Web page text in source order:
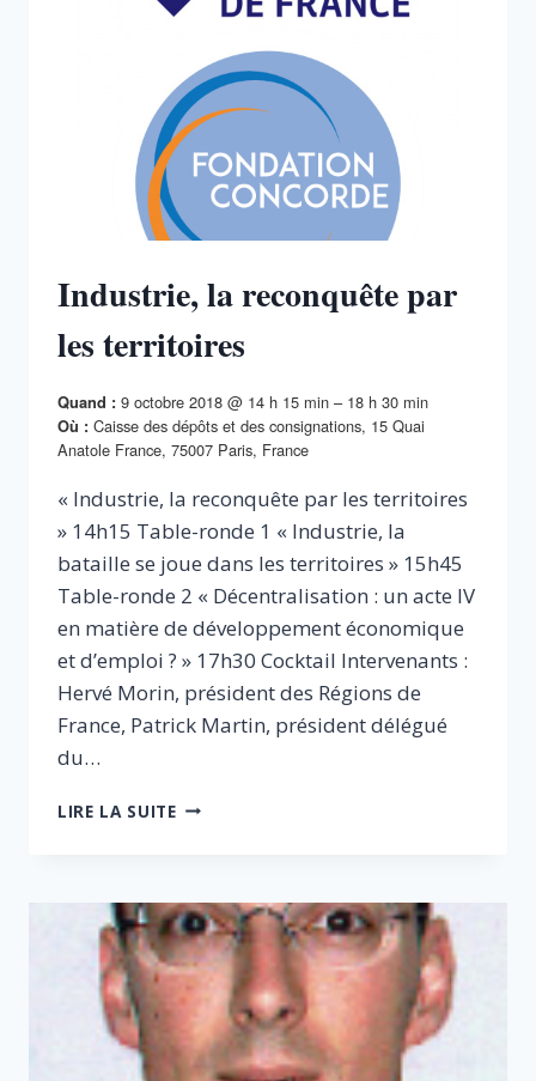
Industrie, la reconquête par
les territoires
Quand : 9 octobre 2018 @ 14 h 15 min – 18 h 30 min
Où : Caisse des dépôts et des consignations, 15 Quai
Anatole France, 75007 Paris, France
« Industrie, la reconquête par les territoires
» 14h15 Table-ronde 1 « Industrie, la
bataille se joue dans les territoires » 15h45
Table-ronde 2 « Décentralisation : un acte IV
en matière de développement économique
et d’emploi ? » 17h30 Cocktail Intervenants :
Hervé Morin, président des Régions de
France, Patrick Martin, président délégué
du…
LIRE LA SUITEINDUSTRIE,
LES
TERRITOIRES